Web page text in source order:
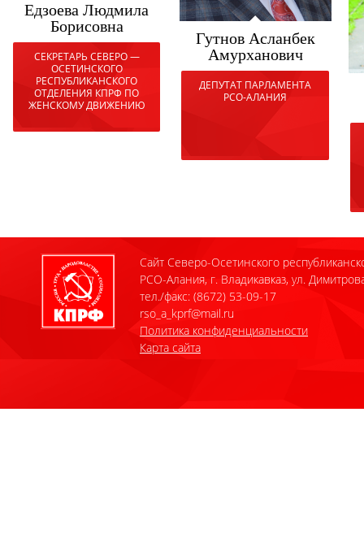
Едзоева Людмила
Борисовна
СЕКРЕТАРЬ СЕВЕРО —
ОСЕТИНСКОГО
РЕСПУБЛИКАНСКОГО
ОТДЕЛЕНИЯ КПРФ ПО
ЖЕНСКОМУ ДВИЖЕНИЮ
Гутнов Асланбек
Амурханович
ДЕПУТАТ ПАРЛАМЕНТА
РСО-АЛАНИЯ
Сайт Северо-Осетинского
РСО-Алания, г. Владикавказ, ул.
тел./факс: (8672) 53-09-17
rso_a_kprf@mail.ru
Политика конфиденциальности
Карта сайта